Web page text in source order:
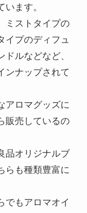
ます。
ミストタイプの
イプのディフュ
ルなどなど、
ンナップされて
アロマグッズに
販売しているの
品オリジナルブ
らも種類豊富に
でもアロマオイ